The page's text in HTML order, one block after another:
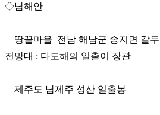
◇남해안
땅끝마을 전남 해남군 송지면 갈
전망대 : 다도해의 일출이 장관
제주도 남제주 성산 일출봉